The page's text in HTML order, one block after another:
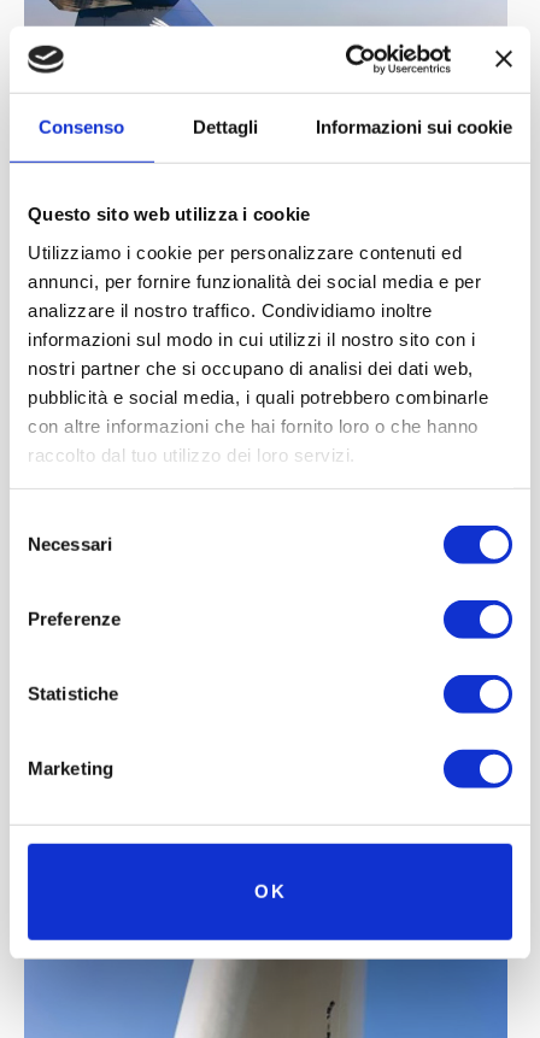
Consenso Dettagli Informazioni sui cookie
Questo sito web utilizza i cookie
Utilizziamo i cookie per personalizzare contenuti ed
annunci, per fornire funzionalità dei social media e per
analizzare il nostro traffico. Condividiamo inoltre
informazioni sul modo in cui utilizzi il nostro sito con i
nostri partner che si occupano di analisi dei dati web,
pubblicità e social media, i quali potrebbero combinarle
con altre informazioni che hai fornito loro o che hanno
raccolto dal tuo utilizzo dei loro servizi.
delNecessari
Preferenze
Statistiche
Marketing
OK